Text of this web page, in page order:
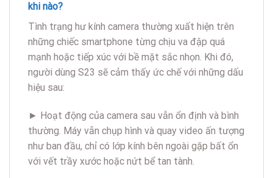
khi nào?
Tình trạng hư kính camera thường xuất hiện trên
những chiếc smartphone từng chịu va đập quá
mạnh hoặc tiếp xúc với bề mặt sắc nhọn. Khi đó,
người dùng S23 sẽ cảm thấy ức chế với những dấu
hiệu sau:
► Hoạt động của camera sau vẫn ổn định và bình
thường. Máy vẫn chụp hình và quay video ấn tượng
như ban đầu, chỉ có lớp kính bên ngoài gặp bất ổn
với vết trầy xước hoặc nứt bể tan tành.